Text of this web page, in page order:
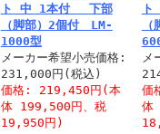
ト 中 1本付 下部
（脚部）2個付 LM-
1000型
メーカー希望小売価格:
231,000円(税込)
価格: 219,450円(本
体 199,500円、税
19,950円)
メ
価
体